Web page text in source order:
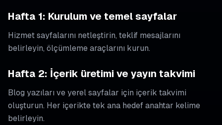
Hafta 1: Kurulum ve temel sayfalar
Hizmet sayfalarını netleştirin, teklif mesajlarını
belirleyin, ölçümleme araçlarını kurun.
Hafta 2: İçerik üretimi ve yayın takvimi
Blog yazıları ve yerel sayfalar için içerik takvimi
oluşturun. Her içerikte tek ana hedef anahtar kelime
belirleyin.